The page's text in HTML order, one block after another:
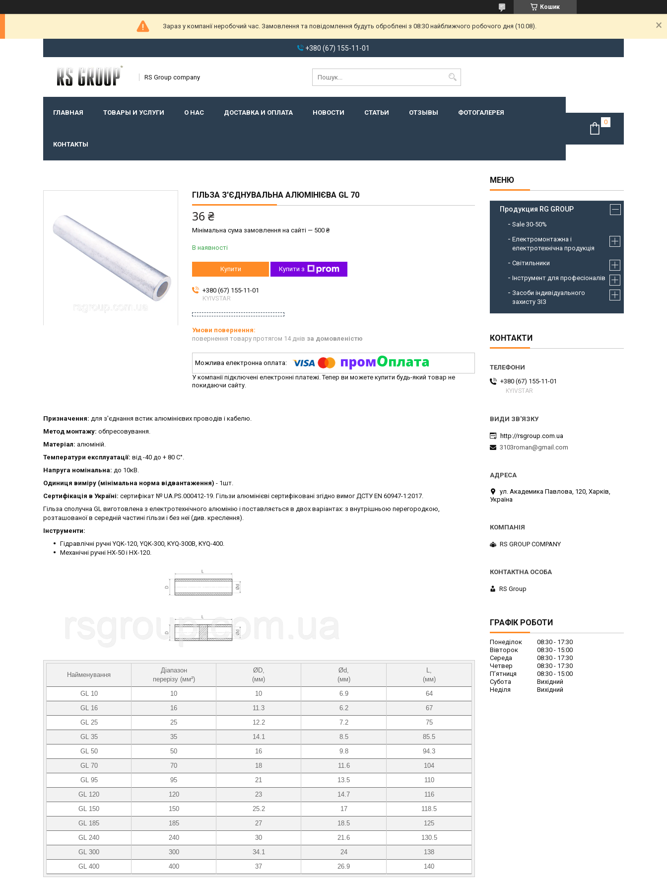
Кошик
Зараз у компанії неробочий час. Замовлення та повідомлення будуть оброблені з 08:30 найближчого робочого дня (10.08).
+380 (67) 155-11-01
RS Group company
ГЛАВНАЯ ТОВАРЫ И УСЛУГИ О НАС ДОСТАВКА И ОПЛАТА НОВОСТИ СТАТЬИ ОТЗЫВЫ ФОТОГАЛЕРЕЯ
КОНТАКТЫ
ГІЛЬЗА З'ЄДНУВАЛЬНА АЛЮМІНІЄВА GL 70
36 ₴
Мінімальна сума замовлення на сайті — 500 ₴
В наявності
Купити Купити з
+380 (67) 155-11-01
KYIVSTAR
повернення товару протягом 14 днів за домовленістю
У компанії підключені електронні платежі. Тепер ви можете купити будь-який товар не
покидаючи сайту.
Призначення: для з'єднання встик алюмінієвих проводів і кабелю.
Метод монтажу: обпресовування.
Матеріал: алюміній.
Температури експлуатації: від -40 до + 80 С°.
Напруга номінальна: до 10кВ.
Одиниця виміру (мінімальна норма відвантаження) - 1шт.
Сертифікація в Україні: сертифікат № UA.PS.000412-19. Гільзи алюмінієві сертифіковані згідно вимог ДСТУ EN 60947-1:2017.
Гільза сполучна GL виготовлена ​​з електротехнічного алюмінію і поставляється в двох варіантах: з внутрішньою перегородкою,
розташованої в середній частині гільзи і без неї (див. креслення).
Інструменти:
Гідравлічні ручні YQK-120, YQK-300, KYQ-300B, KYQ-400.
Механічні ручні HX-50 і HX-120.
Найменування
Діапазон
перерізу (мм²)
ØD,
(мм)
Ød,
(мм)
L,
(мм)
GL 10
10 10 6.9
64
GL 16
16 11.3 6.2
67
GL 25
25 12.2 7.2
75
GL 35
35 14.1 8.5
85.5
GL 50
50 16 9.8
94.3
GL 70
70 18 11.6
104
GL 95
95 21 13.5
110
GL 120
120 23 14.7
116
GL 150
150 25.2 17
118.5
GL 185
185 27 18.5
125
GL 240
240 30 21.6
130.5
GL 300
300 34.1 24
138
GL 400
400 37 26.9 140
Продукция RG GROUP
Sale 30-50%
Електромонтажна і
електротехнічна продукція
Світильники
Інструмент для професіоналів
Засоби індивідуального
захисту ЗІЗ
КОНТАКТИ
+380 (67) 155-11-01
KYIVSTAR
http://rsgroup.com.ua
3103roman@gmail.com
ул. Академика Павлова, 120, Харків,
Україна
RS GROUP COMPANY
RS Group
ГРАФІК РОБОТИ
Понеділок 08:30
17:30
Вівторок
08:30
15:00
Середа
08:30
17:30
Четвер
08:30
17:30
Пʼятниця
08:30
15:00
Субота
Вихідний
Неділя
Вихідний